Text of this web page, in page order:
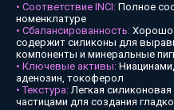
• Соответствие INCI: Полное
номенклатуре
• Сбалансированность: Хорошо
содержит силиконы для
компоненты и минеральные
• Ключевые активы:
аденозин, токоферол
• Текстура:Легкая
частицами для создания